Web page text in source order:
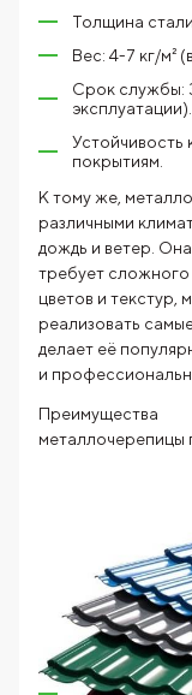
Толщина
Вес: 4-7 кг/м²
Срок службы:
эксплуатации).
Устойчивость
покрытиям.
К тому же,
различными
дождь и ветер.
требует
цветов и текстур,
реализовать
делает её
и
Преимущества
металлочерепицы